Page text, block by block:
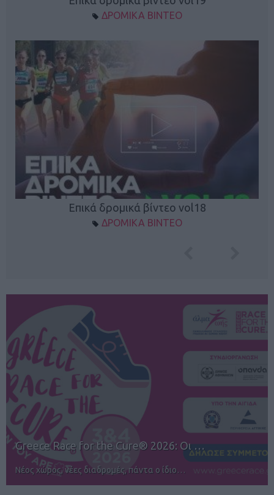
ΔΡΟΜΙΚΑ ΒΙΝΤΕΟ
Επικά δρομικά βίντεο vol18
ΔΡΟΜΙΚΑ ΒΙΝΤΕΟ
12ος TUI Rhodes Marathon: Άνοιγμα ε…
Αγώνες για όλους στην Ρόδο